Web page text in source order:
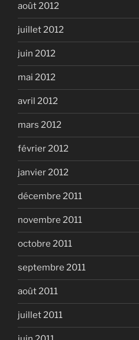
août 2012
juillet 2012
juin 2012
mai 2012
avril 2012
mars 2012
février 2012
janvier 2012
décembre 2011
novembre 2011
octobre 2011
septembre 2011
août 2011
juillet 2011